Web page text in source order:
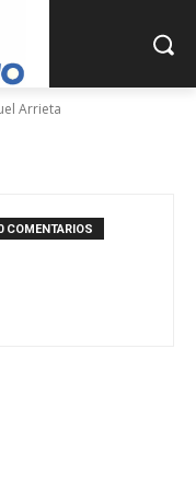
Arrieta
COMENTARIOS